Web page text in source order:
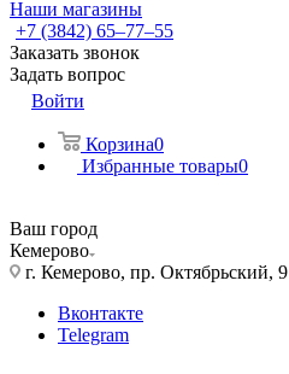
Наши магазины
+7 (3842) 65–77–55
Заказать звонок
Задать вопрос
Войти
Корзина0
Избранные товары0
Ваш город
Кемерово
г. Кемерово, пр. Октябрьский, 9
Вконтакте
Telegram